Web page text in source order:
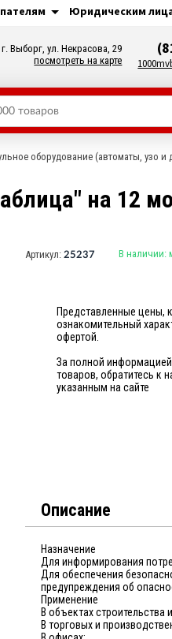
Юридическим
г. Выборг, ул. Некрасова, 29
посмотреть на карте
оборудование (автоматы, узо и
на 12
Артикул: 25237 В наличии:
Представленные цены,
ознакомительный
офертой.
За полной
товаров, обратитесь к
указанным на сайте
Описание
Назначение
Для информирования
Для обеспечения
предупреждения об
Применение
В объектах строительства
В торговых и